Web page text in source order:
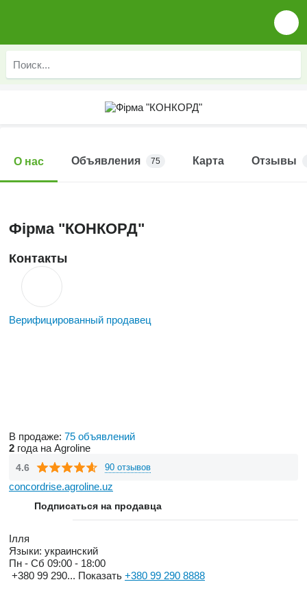
О нас Объявления 75 Карта Отзывы
Фірма "КОНКОРД"
Контакты
Верифицированный продавец
В продаже: 75 объявлений
2 года на Agroline
4.6 90 отзывов
concordrise.agroline.uz
Подписаться на продавца
Ілля
Языки: украинский
Пн - Сб 09:00 - 18:00
+380 99 290... Показать +380 99 290 8888